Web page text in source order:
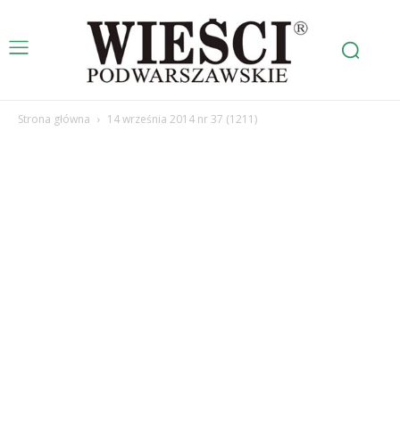
Strona główna 14 września 2014 nr 37 (1211)